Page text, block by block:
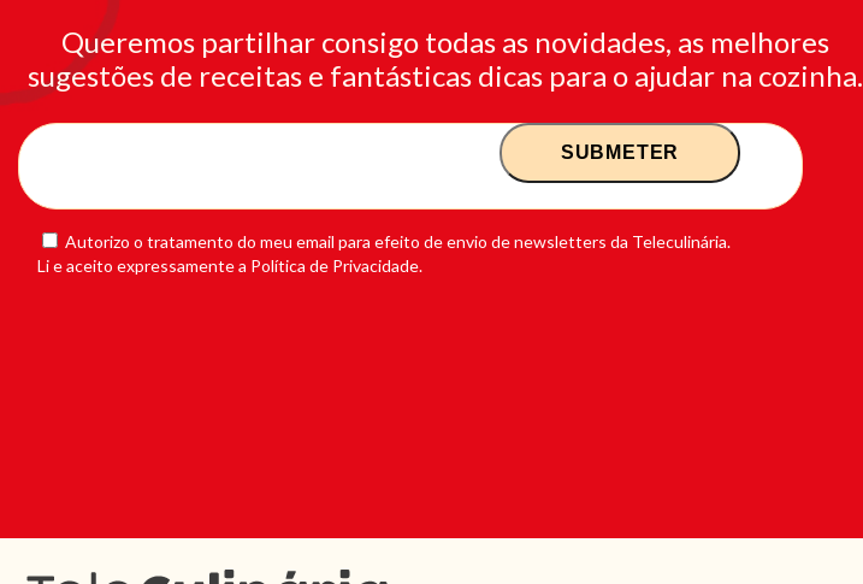
Queremos partilhar consigo todas as novidades, as melhores
sugestões de receitas e fantásticas dicas para o ajudar na cozinha.
Autorizo o tratamento do meu email para efeito de envio de newsletters da Teleculinária.
Li e aceito expressamente a Política de Privacidade.